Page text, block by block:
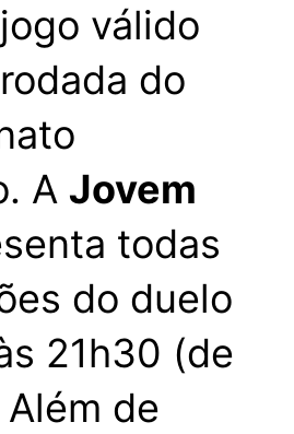
válido
do
A Jovem
todas
do duelo
21h30 (de
de